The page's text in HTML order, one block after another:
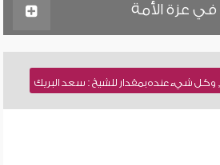
عزة الأمة
وكل شيء عنده بمقدار للشيخ : سعد البريك